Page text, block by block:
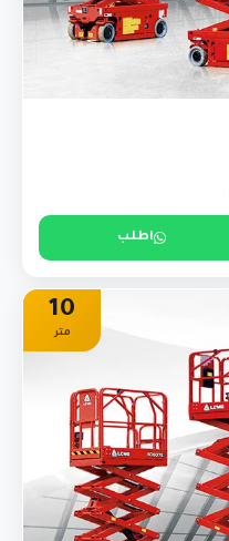
اطلب
10
متر